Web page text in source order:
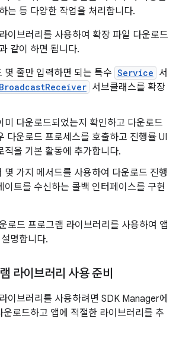
는 등 다양한 작업을 처리합니다.
이브러리를 사용하여 확장 파일 다운로드
같이 하면 됩니다.
몇 줄만 입력하면 되는 특수 Service 서
BroadcastReceiver 서브클래스를 확장
미 다운로드되었는지 확인하고 다운로드
다운로드 프로세스를 호출하고 진행률 UI
직을 기본 활동에 추가합니다.
몇 가지 메서드를 사용하여 다운로드 진행
이트를 수신하는 콜백 인터페이스를 구현
로드 프로그램 라이브러리를 사용하여 앱
명합니다.
라이브러리 사용 준비
이브러리를 사용하려면 SDK Manager에
운로드하고 앱에 적절한 라이브러리를 추